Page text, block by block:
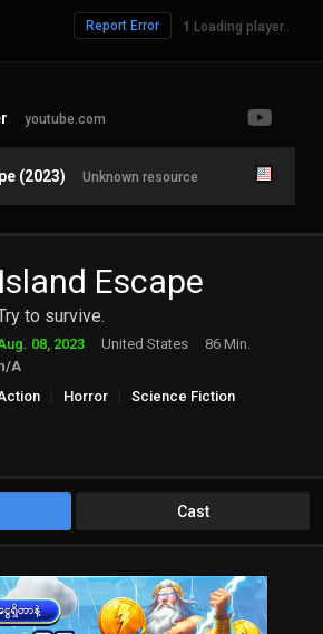
Loading player..
Report Error
youtube.com
(2023) Unknown resource
Island Escape
to survive.
08, 2023 United States
86 Min.
A
Horror Science Fiction
Cast